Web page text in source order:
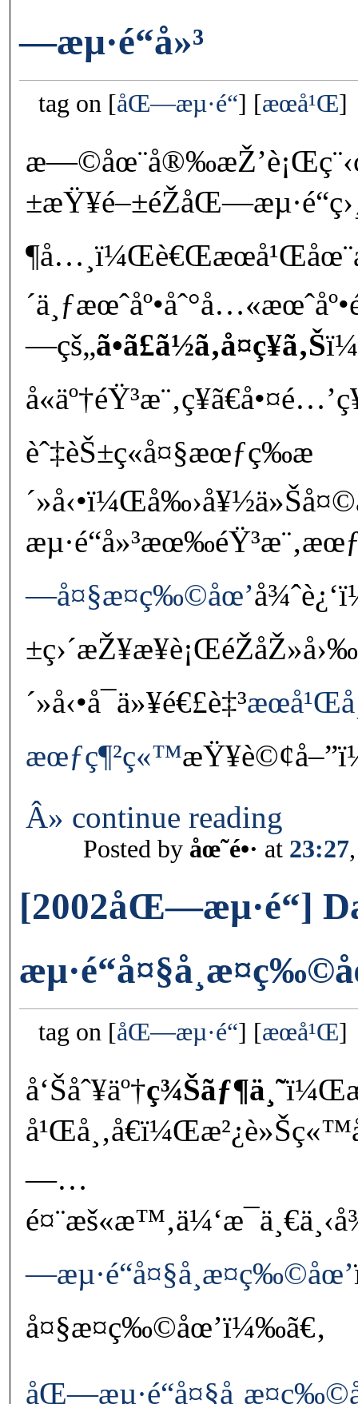
—æµ·é“å»³
tag on åŒ—æµ·é“ æœ­å¹Œ
—çš„ã•ã£ã½ã‚å¤ç¥­ã‚Š
èˆ‡èŠ±ç«å¤§æœƒç­‰æ
—å¤§æ¤ç‰©åœ’
´»å‹•å¯ä»¥é€£è‡³
æœƒç¶²ç«™
Â» continue reading
Posted by åœ˜é•· at 23:27
[2002åŒ—æµ·é“]
tag on åŒ—æµ·é“ æœ­å¹Œ
å‘Šåˆ¥äº†ç¾Šãƒ¶ä¸˜
—…
—æµ·é“å¤§å­¸æ¤ç‰©åœ’
å¤§æ¤ç‰©åœ’ï¼‰ã€‚